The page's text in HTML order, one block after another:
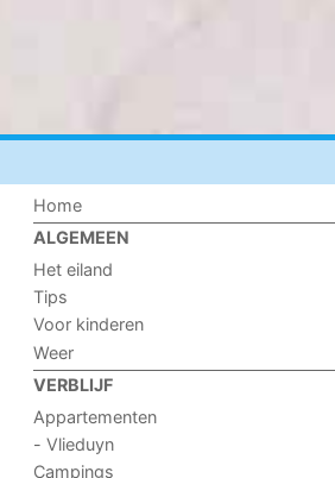
Home
ALGEMEEN
Het eiland
Tips
Voor kinderen
Weer
VERBLIJF
Appartementen
- Vlieduyn
Campings